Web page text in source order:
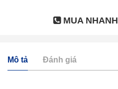
MUA NHANH
Mô tả Đánh giá